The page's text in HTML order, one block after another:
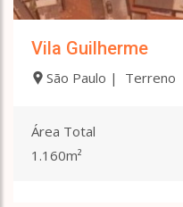
Vila Guilherme
São Paulo | Terreno
Área Total
1.160m²